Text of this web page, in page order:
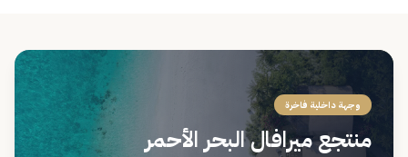
وجهة داخلية فاخرة
منتجع ميرافال البحر الأحمر